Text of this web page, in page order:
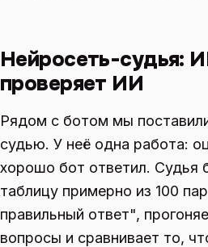
Нейросеть-судья:
проверяет ИИ
Рядом с ботом мы
судью. У неё одна работа:
хорошо бот ответил. Судья
таблицу примерно из 100
правильный ответ",
вопросы и сравнивает то,